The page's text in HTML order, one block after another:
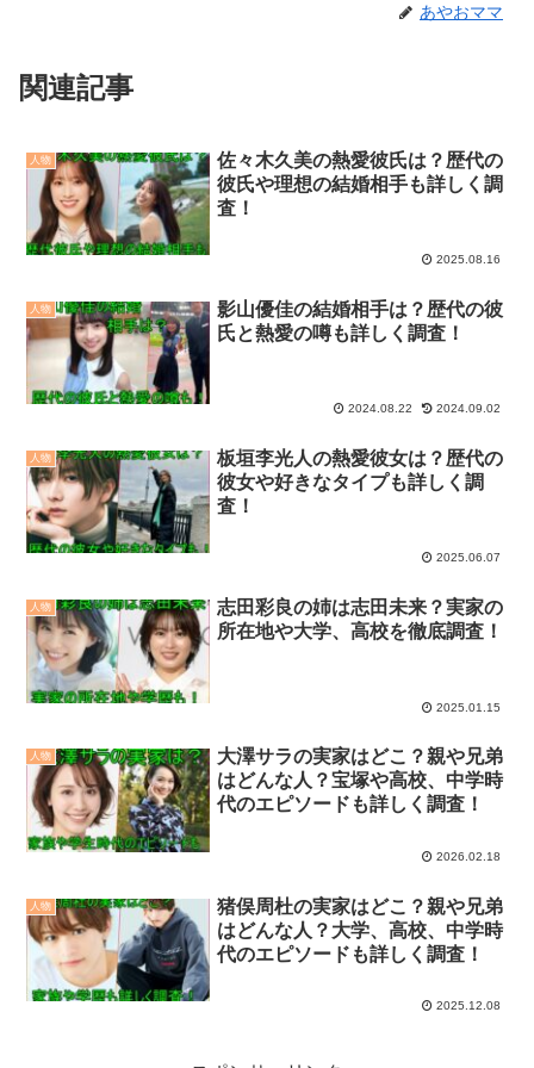
あやおママ
関連記事
人物
佐々木久美の熱愛彼氏は？歴代の
彼氏や理想の結婚相手も詳しく調
査！
2025.08.16
人物
影山優佳の結婚相手は？歴代の彼
氏と熱愛の噂も詳しく調査！
2024.08.22 2024.09.02
人物
板垣李光人の熱愛彼女は？歴代の
彼女や好きなタイプも詳しく調
査！
2025.06.07
人物
志田彩良の姉は志田未来？実家の
所在地や大学、高校を徹底調査！
2025.01.15
人物
大澤サラの実家はどこ？親や兄弟
はどんな人？宝塚や高校、中学時
代のエピソードも詳しく調査！
2026.02.18
人物
猪俣周杜の実家はどこ？親や兄弟
はどんな人？大学、高校、中学時
代のエピソードも詳しく調査！
2025.12.08